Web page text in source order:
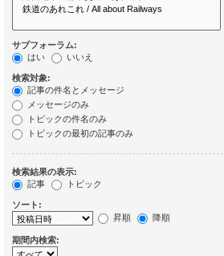
サブフォーラム:
はい
いいえ
検索対象:
記事の件名とメッセージ
メッセージのみ
トピックの件名のみ
トピックの最初の記事のみ
検索結果の表示:
記事
トピック
ソート:
昇順
降順
期間内検索: